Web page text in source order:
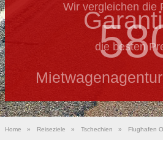
Wir vergleichen die
die besten
Home » Reiseziele » Tschechien » Flughafen